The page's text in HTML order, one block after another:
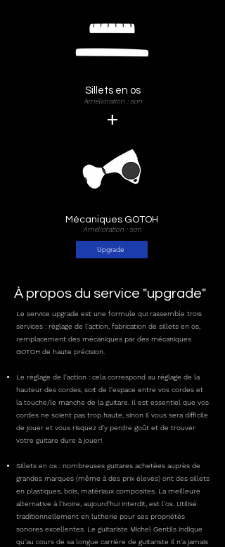
Sillets en os
Amélioration : son
+
Mécaniques GOTOH
Amélioration : son
Upgrade
À propos du service "upgrade"
Le service upgrade est une formule qui rassemble trois
services : réglage de l'action, fabrication de sillets en os,
remplacement des mécaniques par des mécaniques
GOTOH de haute précision.
Le réglage de l'action : cela correspond au réglage de la
hauteur des cordes, soit de l'espace entre vos cordes et
la touche/le manche de la guitare. Il est essentiel que vos
cordes ne soient pas trop haute, sinon il vous sera difficile
de jouer et vous risquez d'y perdre goût et de trouver
votre guitare dure à jouer!
Sillets en os : nombreuses guitares achetées auprès de
grandes marques (même à des prix élevés) ont des sillets
en plastiques, bois, matériaux composites. La meilleure
alternative à l'ivoire, aujourd'hui interdit, est l'os. Utilisé
traditionnellement en lutherie pour ses propriétés
sonores excellentes. Le guitariste Michel Gentils indique
qu'au cours de sa longue carrière de guitariste il n'a jamais